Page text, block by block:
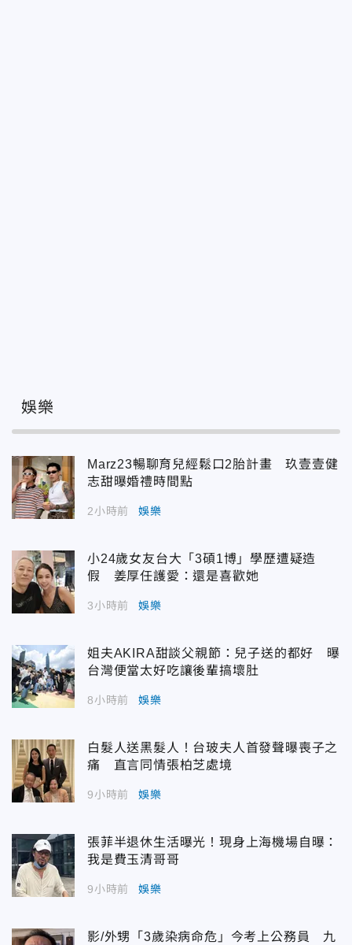
娛樂
Marz23暢聊育兒經鬆口2胎計畫 玖壹壹健
志甜曝婚禮時間點
2小時前 娛樂
小24歲女友台大「3碩1博」學歷遭疑造
假 姜厚任護愛：還是喜歡她
3小時前 娛樂
姐夫AKIRA甜談父親節：兒子送的都好 曝
台灣便當太好吃讓後輩搞壞肚
8小時前 娛樂
白髮人送黑髮人！台玻夫人首發聲曝喪子之
痛 直言同情張柏芝處境
9小時前 娛樂
張菲半退休生活曝光！現身上海機場自曝：
我是費玉清哥哥
9小時前 娛樂
影/外甥「3歲染病命危」今考上公務員 九